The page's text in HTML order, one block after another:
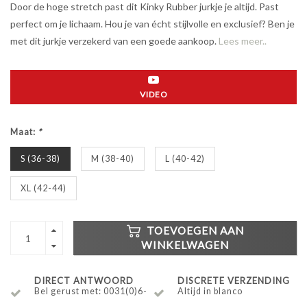
Door de hoge stretch past dit Kinky Rubber jurkje je altijd. Past
perfect om je lichaam. Hou je van écht stijlvolle en exclusief? Ben je
met dit jurkje verzekerd van een goede aankoop. Lees meer..
VIDEO
Maat: *
S (36-38) M (38-40) L (40-42)
XL (42-44)
TOEVOEGEN AAN
WINKELWAGEN
DIRECT ANTWOORD
Bel gerust met: 0031(0)6-
DISCRETE VERZENDING
Altijd in blanco